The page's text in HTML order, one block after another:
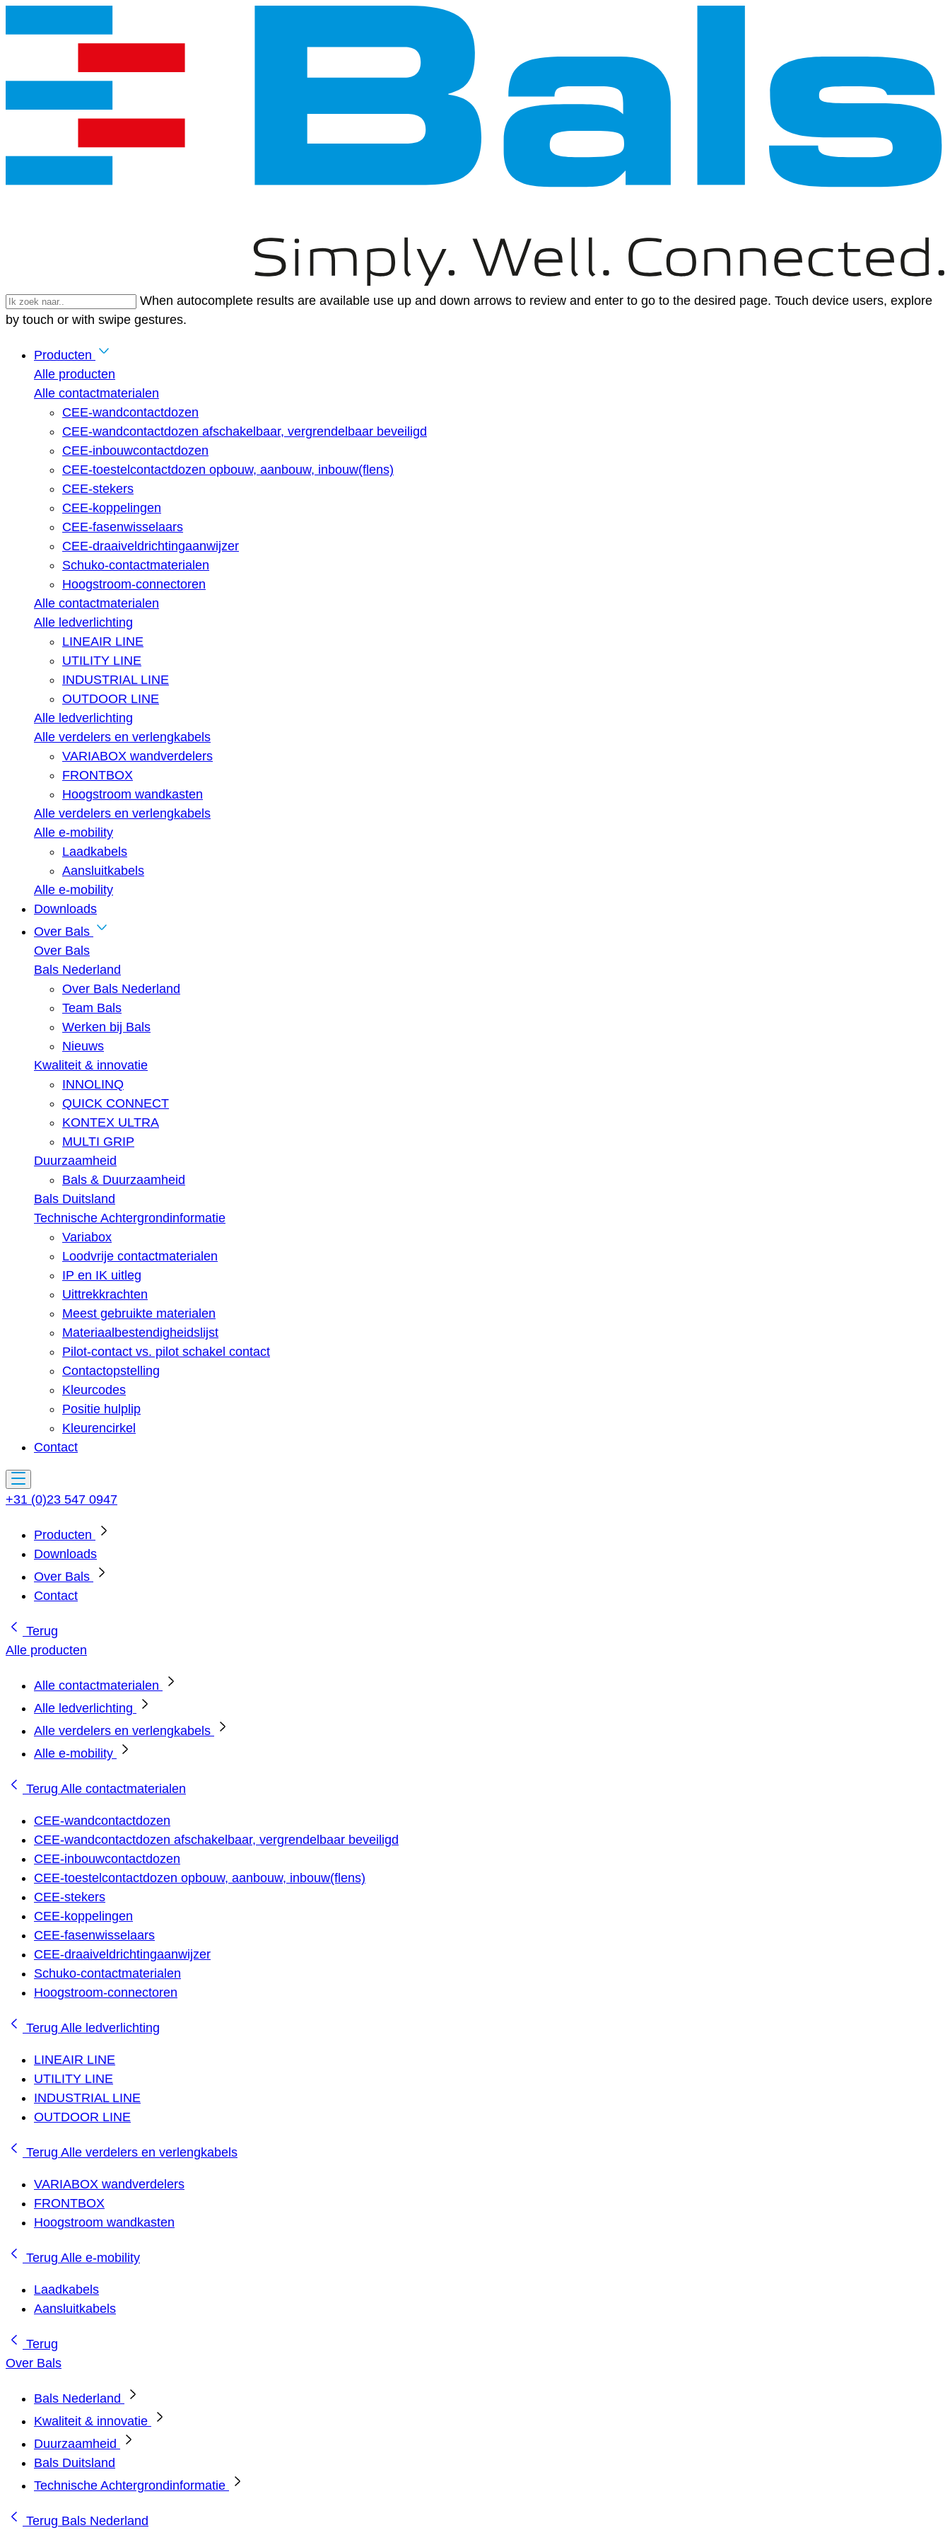
When autocomplete results are available use up and down arrows to review and enter to go to the desired page. Touch device users, explore
by touch or with swipe gestures.
Producten
Alle producten
Alle contactmaterialen
CEE-wandcontactdozen
CEE-wandcontactdozen afschakelbaar, vergrendelbaar beveiligd
CEE-inbouwcontactdozen
CEE-toestelcontactdozen opbouw, aanbouw, inbouw(flens)
CEE-stekers
CEE-koppelingen
CEE-fasenwisselaars
CEE-draaiveldrichtingaanwijzer
Schuko-contactmaterialen
Hoogstroom-connectoren
Alle contactmaterialen
Alle ledverlichting
LINEAIR LINE
UTILITY LINE
INDUSTRIAL LINE
OUTDOOR LINE
Alle ledverlichting
Alle verdelers en verlengkabels
VARIABOX wandverdelers
FRONTBOX
Hoogstroom wandkasten
Alle verdelers en verlengkabels
Alle e-mobility
Laadkabels
Aansluitkabels
Alle e-mobility
Downloads
Over Bals
Over Bals
Bals Nederland
Over Bals Nederland
Team Bals
Werken bij Bals
Nieuws
Kwaliteit & innovatie
INNOLINQ
QUICK CONNECT
KONTEX ULTRA
MULTI GRIP
Duurzaamheid
Bals & Duurzaamheid
Bals Duitsland
Technische Achtergrondinformatie
Variabox
Loodvrije contactmaterialen
IP en IK uitleg
Uittrekkrachten
Meest gebruikte materialen
Materiaalbestendigheidslijst
Pilot-contact vs. pilot schakel contact
Contactopstelling
Kleurcodes
Positie hulplip
Kleurencirkel
Contact
+31 (0)23 547 0947
Producten
Downloads
Over Bals
Contact
Terug
Alle producten
Alle contactmaterialen
Alle ledverlichting
Alle verdelers en verlengkabels
Alle e-mobility
Terug Alle contactmaterialen
CEE-wandcontactdozen
CEE-wandcontactdozen afschakelbaar, vergrendelbaar beveiligd
CEE-inbouwcontactdozen
CEE-toestelcontactdozen opbouw, aanbouw, inbouw(flens)
CEE-stekers
CEE-koppelingen
CEE-fasenwisselaars
CEE-draaiveldrichtingaanwijzer
Schuko-contactmaterialen
Hoogstroom-connectoren
Terug Alle ledverlichting
LINEAIR LINE
UTILITY LINE
INDUSTRIAL LINE
OUTDOOR LINE
Terug Alle verdelers en verlengkabels
VARIABOX wandverdelers
FRONTBOX
Hoogstroom wandkasten
Terug Alle e-mobility
Laadkabels
Aansluitkabels
Terug
Over Bals
Bals Nederland
Kwaliteit & innovatie
Duurzaamheid
Bals Duitsland
Technische Achtergrondinformatie
Terug Bals Nederland